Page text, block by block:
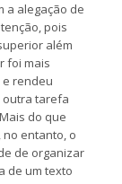
a alegação de
pois
além
foi mais
rendeu
outra tarefa
do que
entanto, o
de organizar
de um texto